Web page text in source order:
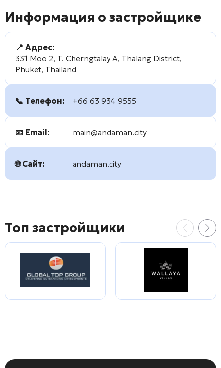
Информация о застройщике
📍 Адрес:
331 Moo 2, T. Cherngtalay A, Thalang District,
Phuket, Thailand
📞 Телефон: +66 63 934 9555
📧 Email: main@andaman.city
🌐 Сайт: andaman.city
Топ застройщики